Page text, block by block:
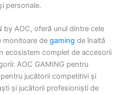
personale.
by AOC, oferă unul dintre cele
monitoare degaming de înaltă
ecosistem complet de accesorii
AOC GAMING pentru
jucătorii competitivi și
și jucătorii profesioniști de